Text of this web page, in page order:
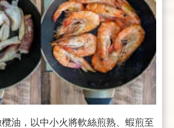
油，以中小火將軟絲煎熟、蝦煎至